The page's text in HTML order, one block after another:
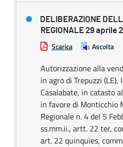
DELIBERAZIONE
REGIONALE 29 aprile
Scarica Ascolta
Autorizzazione alla
in agro di Trepuzzi (LE),
Casalabate, in catasto
in favore di Monticchio
Regionale n. 4 del 5
ss.mm.ii., artt. 22 ter,
art. 22 quinquies,